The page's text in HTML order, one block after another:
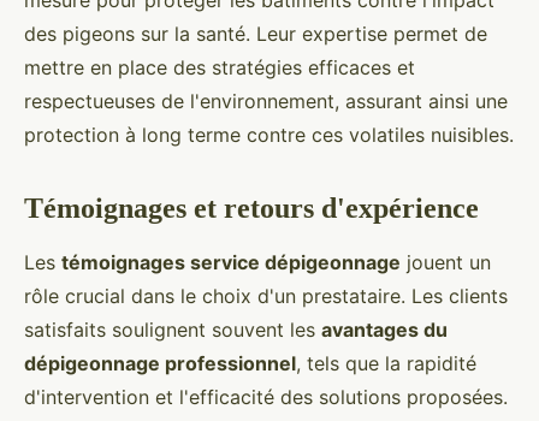
des pigeons sur la santé. Leur expertise permet de
mettre en place des stratégies efficaces et
respectueuses de l'environnement, assurant ainsi une
protection à long terme contre ces volatiles nuisibles.
Témoignages et retours d'expérience
Les témoignages service dépigeonnage jouent un
rôle crucial dans le choix d'un prestataire. Les clients
satisfaits soulignent souvent les avantages du
dépigeonnage professionnel, tels que la rapidité
d'intervention et l'efficacité des solutions proposées.